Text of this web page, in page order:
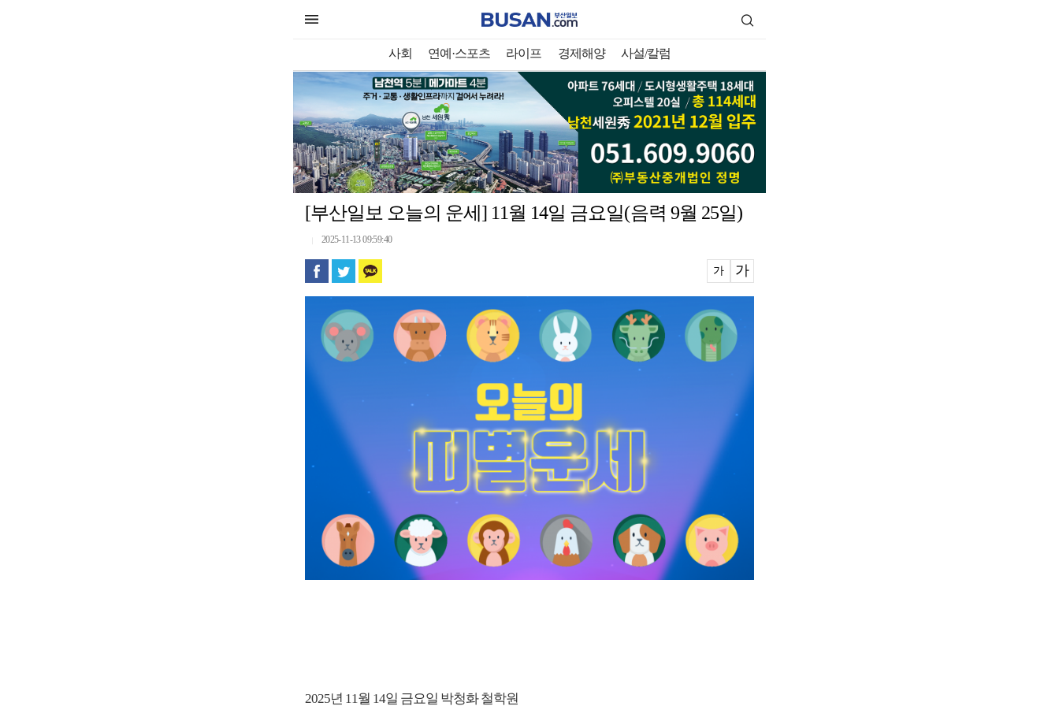
사회 연예·스포츠 라이프 경제해양 사설/칼럼
[부산일보 오늘의 운세] 11월 14일 금요일(음력 9월 25일)
2025-11-13 09:59:40
가 가
2025년 11월 14일 금요일 박청화 철학원